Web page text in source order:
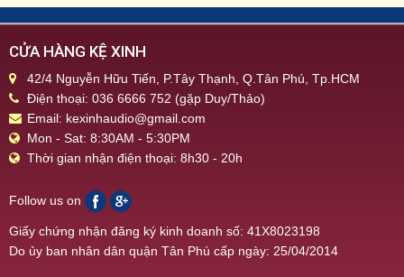
CỬA HÀNG KỆ XINH
42/4 Nguyễn Hữu Tiến, P.Tây Thạnh, Q.Tân Phú, Tp.HCM
Điện thoại: 036 6666 752 (gặp Duy/Thảo)
Email: kexinhaudio@gmail.com
Mon - Sat: 8:30AM - 5:30PM
Thời gian nhận điện thoại: 8h30 - 20h
Follow us on
Giấy chứng nhận đăng ký kinh doanh số: 41X8023198
Do ủy ban nhân dân quận Tân Phú cấp ngày: 25/04/2014